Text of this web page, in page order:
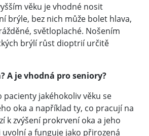
věku je vhodné nosit
brýle, bez nich může bolet hlava,
světloplaché. Nošením
brýlí růst dioptrií určitě
A je vhodná pro seniory?
jakéhokoliv věku se
oka a například ty, co pracují na
k zvýšení prokrvení oka a jeho
uvolní a funguje jako přirozená